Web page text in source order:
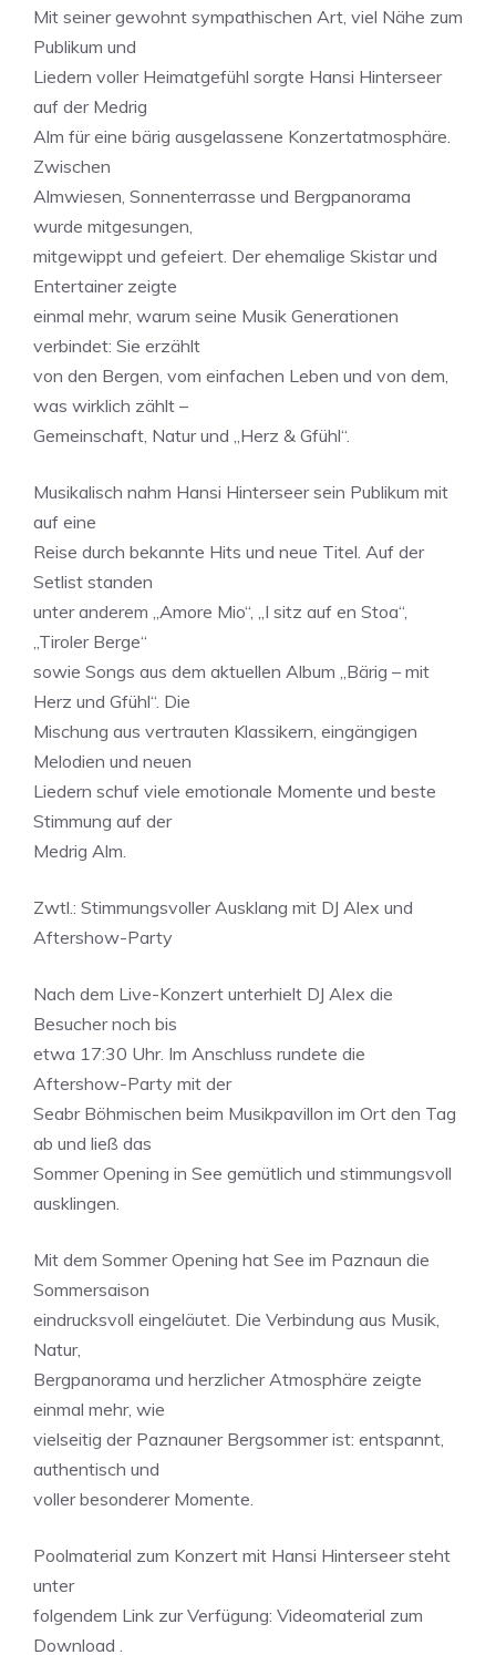
Mit seiner gewohnt sympathischen Art, viel Nähe zum
Publikum und
Liedern voller Heimatgefühl sorgte Hansi Hinterseer
auf der Medrig
Alm für eine bärig ausgelassene Konzertatmosphäre.
Zwischen
Almwiesen, Sonnenterrasse und Bergpanorama
wurde mitgesungen,
mitgewippt und gefeiert. Der ehemalige Skistar und
Entertainer zeigte
einmal mehr, warum seine Musik Generationen
verbindet: Sie erzählt
von den Bergen, vom einfachen Leben und von dem,
was wirklich zählt –
Gemeinschaft, Natur und „Herz & Gfühl“.
Musikalisch nahm Hansi Hinterseer sein Publikum mit
auf eine
Reise durch bekannte Hits und neue Titel. Auf der
Setlist standen
unter anderem „Amore Mio“, „I sitz auf en Stoa“,
„Tiroler Berge“
sowie Songs aus dem aktuellen Album „Bärig – mit
Herz und Gfühl“. Die
Mischung aus vertrauten Klassikern, eingängigen
Melodien und neuen
Liedern schuf viele emotionale Momente und beste
Stimmung auf der
Medrig Alm.
Zwtl.: Stimmungsvoller Ausklang mit DJ Alex und
Aftershow-Party
Nach dem Live-Konzert unterhielt DJ Alex die
Besucher noch bis
etwa 17:30 Uhr. Im Anschluss rundete die
Aftershow-Party mit der
Seabr Böhmischen beim Musikpavillon im Ort den Tag
ab und ließ das
Sommer Opening in See gemütlich und stimmungsvoll
ausklingen.
Mit dem Sommer Opening hat See im Paznaun die
Sommersaison
eindrucksvoll eingeläutet. Die Verbindung aus Musik,
Natur,
Bergpanorama und herzlicher Atmosphäre zeigte
einmal mehr, wie
vielseitig der Paznauner Bergsommer ist: entspannt,
authentisch und
voller besonderer Momente.
Poolmaterial zum Konzert mit Hansi Hinterseer steht
unter
folgendem Link zur Verfügung: Videomaterial zum
Download .